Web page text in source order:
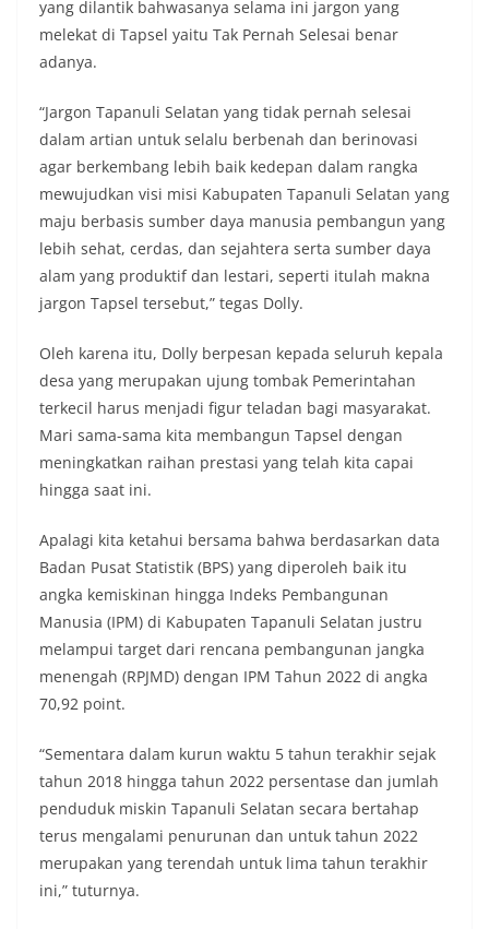
Bhabinkamtibmas di tengah-tengah warga
diharapkan dapat semakin mempererat
masyarakat, sekaligus membangun kesadaran
keamanan, ketertiban, dan kekompakan
lingkungan, khususnya dalam menyambut
momentum bersejarah HUT Kemerdekaan
Republik Indonesia.‎Kegiatan sambang ini
rencananya akan terus dilaksanakan secara rutin
oleh Bhabinkamtibmas di wilayah Kelurahan
Sunggal sebagai bagian dari upaya menciptakan
situasi Kamtibmas yang aman dan kondusif,
sekaligus menumbuhkan semangat nasionalisme
warga dalam menyambut Hari Kemerdekaan RI.
Lase Segera Dievaluasi
Percepat Penanganan Infrastruktur Kota Medan,
Dinas SDABMBK Perkuat Sinergi dengan
Kecamatan
Ketua DPRD Medan Terima Silaturahmi Kapolres
Belawan, Bahas Narkoba, Kriminalitas hingga
Potensi Ekonomi
yang dilantik bahwasanya selama ini jargon yang
melekat di Tapsel yaitu Tak Pernah Selesai benar
adanya.
“Jargon Tapanuli Selatan yang tidak pernah selesai
dalam artian untuk selalu berbenah dan berinovasi
agar berkembang lebih baik kedepan dalam rangka
mewujudkan visi misi Kabupaten Tapanuli Selatan yang
maju berbasis sumber daya manusia pembangun yang
lebih sehat, cerdas, dan sejahtera serta sumber daya
alam yang produktif dan lestari, seperti itulah makna
jargon Tapsel tersebut,” tegas Dolly.
Oleh karena itu, Dolly berpesan kepada seluruh kepala
desa yang merupakan ujung tombak Pemerintahan
terkecil harus menjadi figur teladan bagi masyarakat.
Mari sama-sama kita membangun Tapsel dengan
meningkatkan raihan prestasi yang telah kita capai
hingga saat ini.
Apalagi kita ketahui bersama bahwa berdasarkan data
Badan Pusat Statistik (BPS) yang diperoleh baik itu
angka kemiskinan hingga Indeks Pembangunan
Manusia (IPM) di Kabupaten Tapanuli Selatan justru
melampui target dari rencana pembangunan jangka
menengah (RPJMD) dengan IPM Tahun 2022 di angka
70,92 point.
“Sementara dalam kurun waktu 5 tahun terakhir sejak
tahun 2018 hingga tahun 2022 persentase dan jumlah
penduduk miskin Tapanuli Selatan secara bertahap
terus mengalami penurunan dan untuk tahun 2022
merupakan yang terendah untuk lima tahun terakhir
ini,” tuturnya.